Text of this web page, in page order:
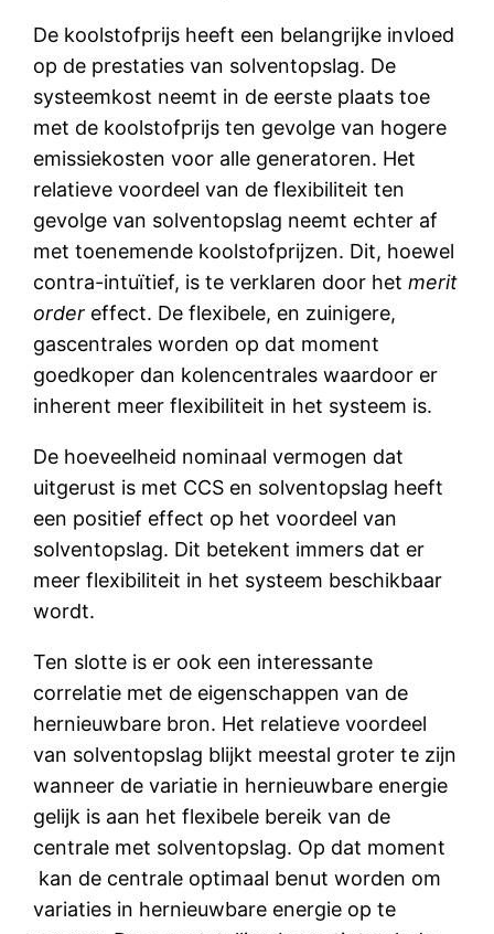
De koolstofprijs heeft een belangrijke invloed
op de prestaties van solventopslag. De
systeemkost neemt in de eerste plaats toe
met de koolstofprijs ten gevolge van hogere
emissiekosten voor alle generatoren. Het
relatieve voordeel van de flexibiliteit ten
gevolge van solventopslag neemt echter af
met toenemende koolstofprijzen. Dit, hoewel
contra-intuïtief, is te verklaren door hetmerit
order effect. De flexibele, en zuinigere,
gascentrales worden op dat moment
goedkoper dan kolencentrales waardoor er
inherent meer flexibiliteit in het systeem is.
De hoeveelheid nominaal vermogen dat
uitgerust is met CCS en solventopslag heeft
een positief effect op het voordeel van
solventopslag. Dit betekent immers dat er
meer flexibiliteit in het systeem beschikbaar
wordt.
Ten slotte is er ook een interessante
correlatie met de eigenschappen van de
hernieuwbare bron. Het relatieve voordeel
van solventopslag blijkt meestal groter te zijn
wanneer de variatie in hernieuwbare energie
gelijk is aan het flexibele bereik van de
centrale met solventopslag. Op dat moment
kan de centrale optimaal benut worden om
variaties in hernieuwbare energie op te